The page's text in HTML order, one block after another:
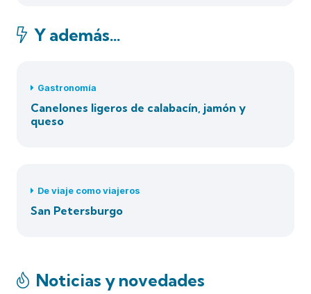
Y además…
Gastronomía
Canelones ligeros de calabacín, jamón y
queso
De viaje como viajeros
San Petersburgo
Noticias y novedades